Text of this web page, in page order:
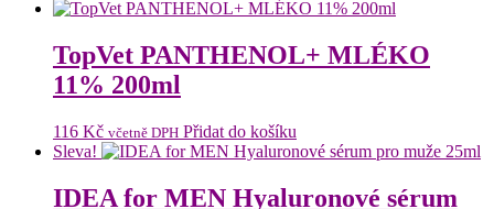
cena
106 Kč.
cena
99 Kč.
TopVet PANTHENOL+ MLÉKO
11% 200ml
116 Kč včetně DPH Přidat do košíku
Sleva!
IDEA for MEN Hyaluronové sérum